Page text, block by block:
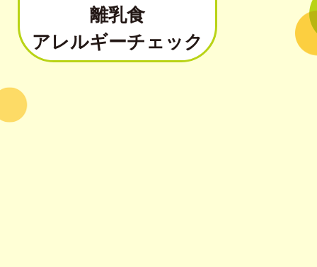
離乳食
アレルギーチェック